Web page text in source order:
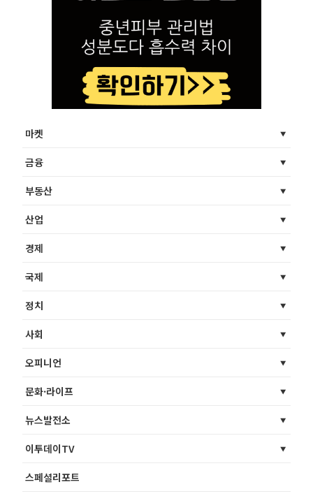
마켓
금융
부동산
산업
경제
국제
정치
사회
오피니언
문화·라이프
뉴스발전소
이투데이TV
스페셜리포트